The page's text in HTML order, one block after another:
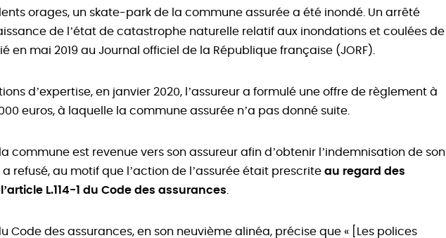
orages, un skate-park de la commune assurée a été inondé. Un arrêté
de l’état de catastrophe naturelle relatif aux inondations et coulées de
en mai 2019 au Journal officiel de la République française (JORF).
d’expertise, en janvier 2020, l’assureur a formulé une offre de règlement à
euros, à laquelle la commune assurée n’a pas donné suite.
la commune est revenue vers son assureur afin d’obtenir l’indemnisation de son
refusé, au motif que l’action de l’assurée était prescrite au regard des
L.114-1 du Code des assurances
du Code des assurances, en son neuvième alinéa, précise que « [Les polices